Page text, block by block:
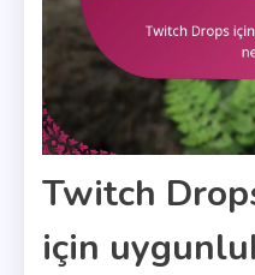
Twitch
için